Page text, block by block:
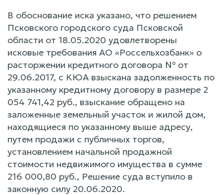
В обоснование иска указано, что решением
Псковского городского суда Псковской
области от 18.05.2020 удовлетворены
исковые требования АО «Россельхозбанк» о
расторжении кредитного договора № от
29.06.2017, с КЮА взыскана задолженность по
указанному кредитному договору в размере 2
054 741,42 руб., взыскание обращено на
заложенные земельный участок и жилой дом,
находящиеся по указанному выше адресу,
путем продажи с публичных торгов,
установлением начальной продажной
стоимости недвижимого имущества в сумме
216 000,80 руб., Решение суда вступило в
законную силу 20.06.2020.